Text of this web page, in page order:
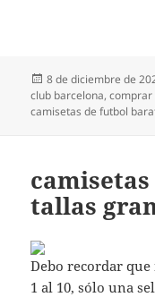
Publicado
el
8 de diciembre de
club barcelona,comprar
camisetas de futbol
tallas
Debo recordar
1 al 10, sólo una